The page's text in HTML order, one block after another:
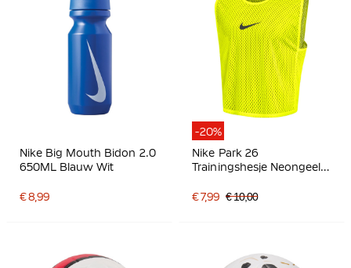
Nike Big Mouth Bidon 2.0
650ML Blauw Wit
€ 8,99
-20%
Nike Park 26
Trainingshesje Neongeel
€ 7,99 € 10,00